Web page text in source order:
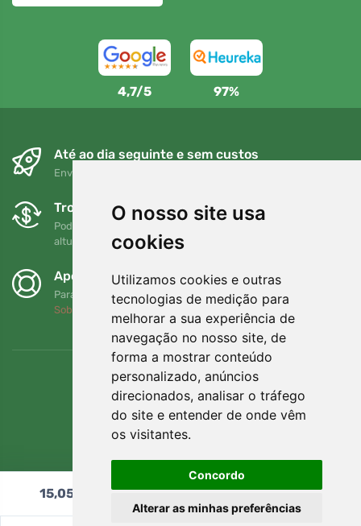
O nosso site usa
cookies
Utilizamos cookies e outras
tecnologias de medição para
melhorar a sua experiência de
navegação no nosso site, de
forma a mostrar conteúdo
personalizado, anúncios
direcionados, analisar o tráfego
do site e entender de onde vêm
os visitantes.
Concordo
Alterar as minhas preferências
4,7/5 97%
Até ao dia seguinte e sem custos
Envio gratuito para encomendas superiores a 80 EUR
Trocas e devoluções gratuitas
Pode devolver ou trocar a sua encomenda em qualquer
altura no prazo de 90 dias
Apoiamos a Trees.org
Para cada encomenda plantamos uma árvore! Leia mais
Sobre nós
15,05 Adicionar ao carrinho